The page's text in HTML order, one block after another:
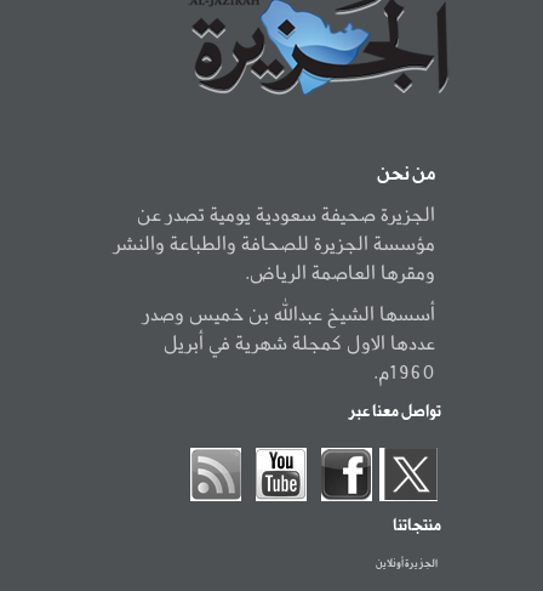
من نحن
الجزيرة صحيفة سعودية يومية تصدر عن
مؤسسة الجزيرة للصحافة والطباعة والنشر
ومقرها العاصمة الرياض.
أسسها الشيخ عبدالله بن خميس وصدر
عددها الاول كمجلة شهرية في أبريل
1960م.
تواصل معنا عبر
منتجاتنا
الجزيرة أونلاين